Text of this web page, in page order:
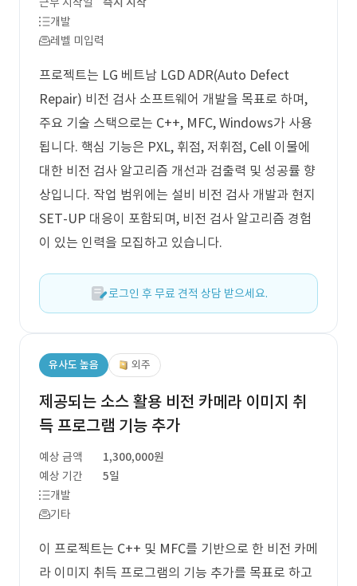
개발
레벨 미입력
프로젝트는 LG 베트남 LGD ADR(Auto Defect
Repair) 비전 검사 소프트웨어 개발을 목표로 하며,
주요 기술 스택으로는 C++, MFC, Windows가 사용
됩니다. 핵심 기능은 PXL, 휘점, 저휘점, Cell 이물에
대한 비전 검사 알고리즘 개선과 검출력 및 성공률 향
상입니다. 작업 범위에는 설비 비전 검사 개발과 현지
SET-UP 대응이 포함되며, 비전 검사 알고리즘 경험
이 있는 인력을 모집하고 있습니다.
로그인 후 무료 견적 상담 받으세요.
유사도 높음 외주
제공되는 소스 활용 비전 카메라 이미지 취
득 프로그램 기능 추가
예상 금액
1,300,000원
예상 기간
5일
개발
기타
이 프로젝트는 C++ 및 MFC를 기반으로 한 비전 카메
라 이미지 취득 프로그램의 기능 추가를 목표로 하고